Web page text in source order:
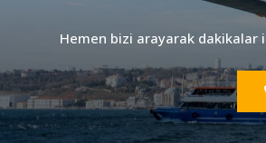
Hemen bizi arayarak dakikalar